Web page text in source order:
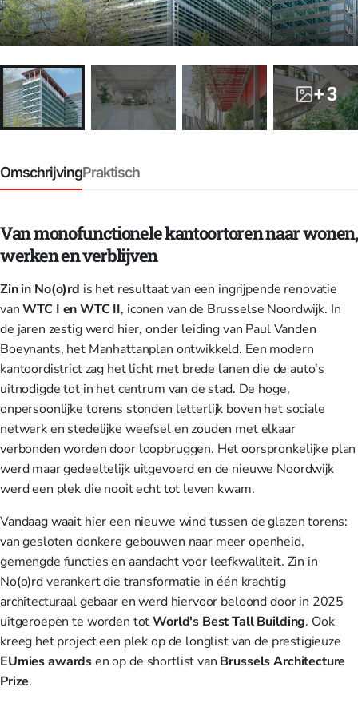
+ 3
OmschrijvingPraktisch
Van monofunctionele kantoortoren naar wonen,
werken en verblijven
Zin in No(o)rd is het resultaat van een ingrijpende renovatie
vanWTC I en WTC II, iconen van de Brusselse Noordwijk. In
de jaren zestig werd hier, onder leiding van Paul Vanden
Boeynants, het Manhattanplan ontwikkeld. Een modern
kantoordistrict zag het licht met brede lanen die de auto's
uitnodigde tot in het centrum van de stad. De hoge,
onpersoonlijke torens stonden letterlijk boven het sociale
netwerk en stedelijke weefsel en zouden met elkaar
verbonden worden door loopbruggen. Het oorspronkelijke plan
werd maar gedeeltelijk uitgevoerd en de nieuwe Noordwijk
werd een plek die nooit echt tot leven kwam.
Vandaag waait hier een nieuwe wind tussen de glazen torens:
van gesloten donkere gebouwen naar meer openheid,
gemengde functies en aandacht voor leefkwaliteit. Zin in
No(o)rdverankert die transformatie in één krachtig
architecturaal gebaar en werd hiervoor beloond door in 2025
uitgeroepen te worden totWorld's Best Tall Building. Ook
kreeg het project een plek op de longlist van de prestigieuze
EUmiesawardsen op de shortlist van Brussels Architecture
Prize.